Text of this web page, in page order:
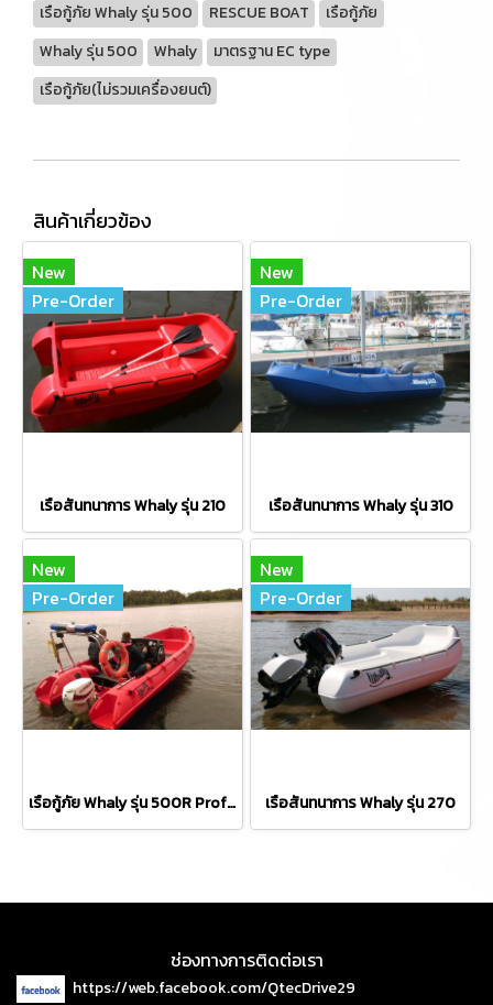
เรือกู้ภัย Whaly รุ่น 500 RESCUE BOAT
เรือกู้ภัย
Whaly รุ่น 500
Whaly
มาตรฐาน EC type
เรือกู้ภัย(ไม่รวมเครื่องยนต์)
สินค้าเกี่ยวข้อง
New
Pre-Order
เรือสันทนาการ Whaly รุ่น 210
New
Pre-Order
เรือสันทนาการ Whaly รุ่น 310
New
Pre-Order
เรือกู้ภัย Whaly รุ่น 500R Professional
New
Pre-Order
เรือสันทนาการ Whaly รุ่น 270
ช่องทางการติดต่อเรา
https://web.facebook.com/QtecDrive29